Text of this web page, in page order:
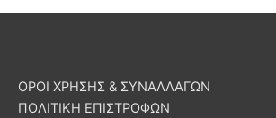
ΟΡΟΙ ΧΡΗΣΗΣ & ΣΥΝΑΛΛΑΓΩΝ
ΠΟΛΙΤΙΚΗ ΕΠΙΣΤΡΟΦΩΝ